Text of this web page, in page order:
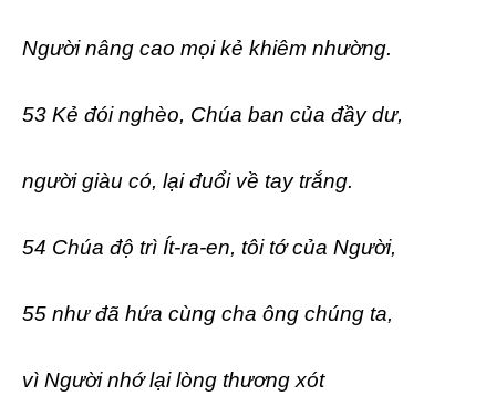
Người nâng cao mọi kẻ khiêm nhường.
53 Kẻ đói nghèo, Chúa ban của đầy dư,
người giàu có, lại đuổi về tay trắng.
54 Chúa độ trì Ít-ra-en, tôi tớ của Người,
55 như đã hứa cùng cha ông chúng ta,
vì Người nhớ lại lòng thương xót